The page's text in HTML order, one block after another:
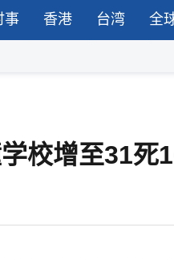
事 香港 台湾 全
校增至31死